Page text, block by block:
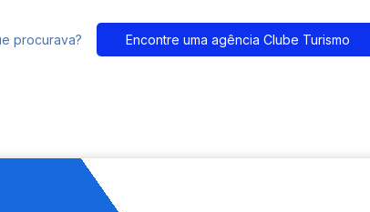
procurava? Encontre uma agência Clube Turismo